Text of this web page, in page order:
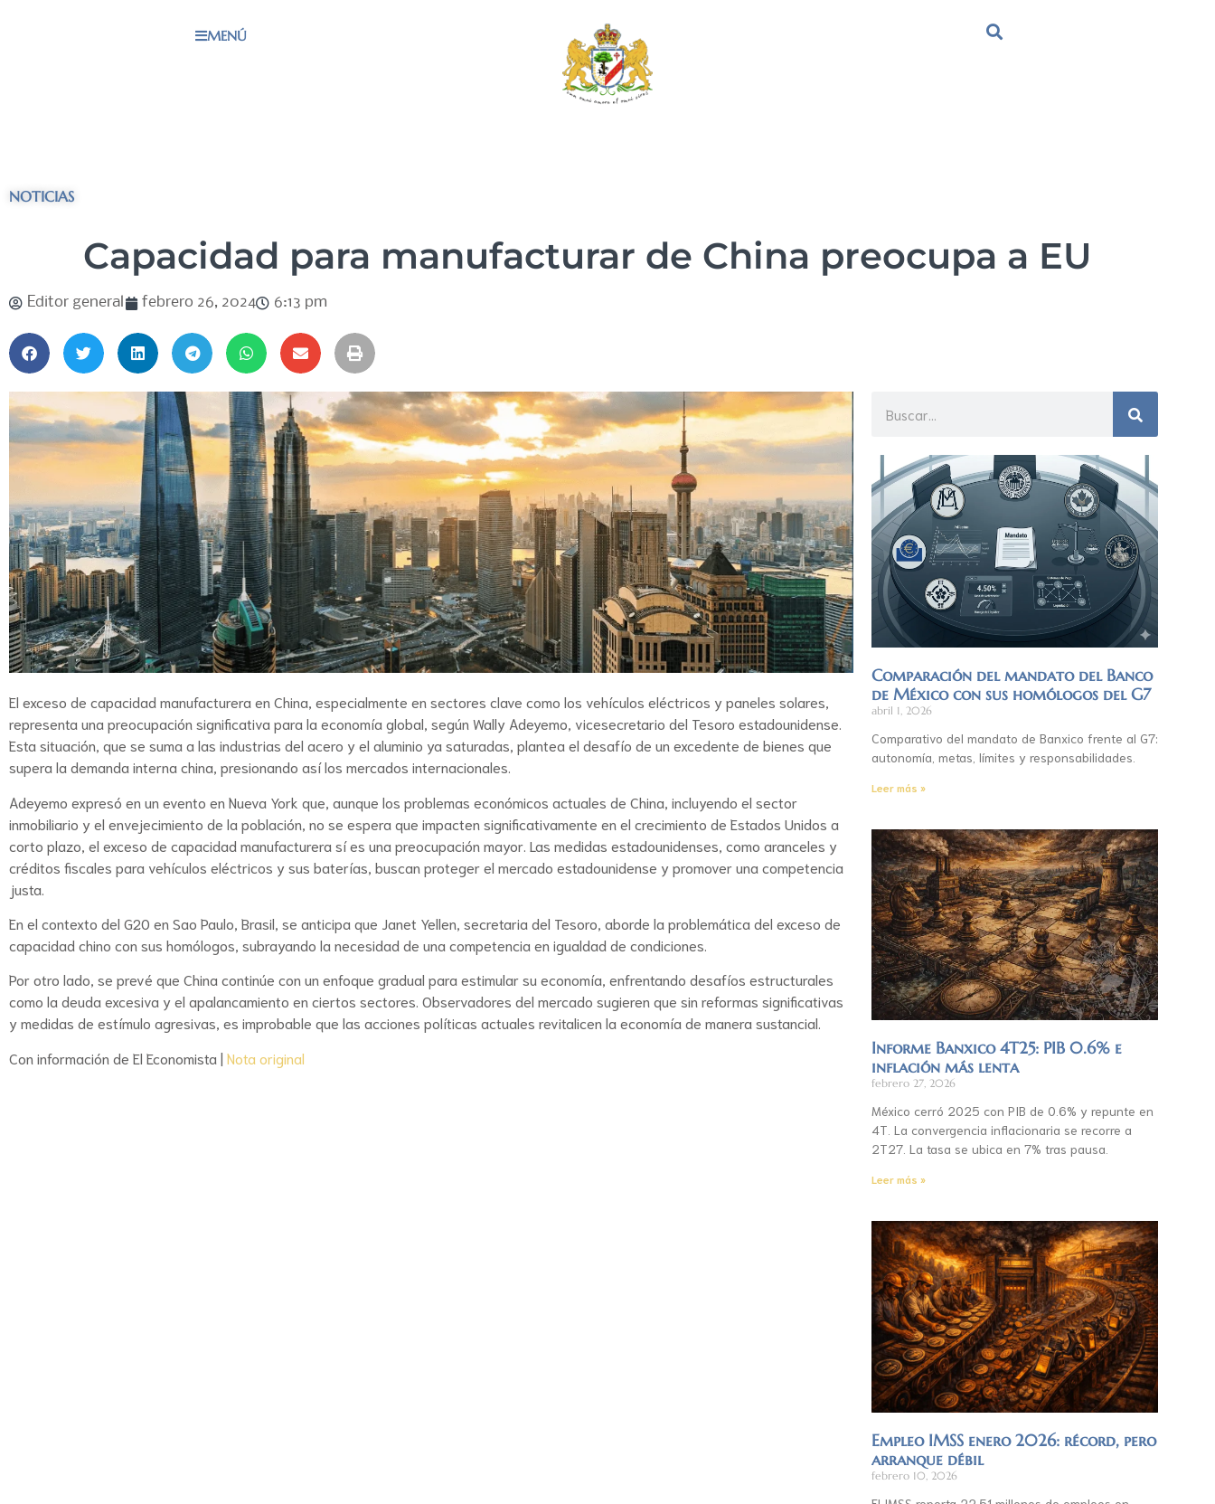
MENÚ
NOTICIAS
Capacidad para manufacturar de China preocupa a EU
Editor general febrero 26, 2024 6:13 pm
El exceso de capacidad manufacturera en China, especialmente en sectores clave como los vehículos eléctricos y paneles solares,
representa una preocupación significativa para la economía global, según Wally Adeyemo, vicesecretario del Tesoro estadounidense.
Esta situación, que se suma a las industrias del acero y el aluminio ya saturadas, plantea el desafío de un excedente de bienes que
supera la demanda interna china, presionando así los mercados internacionales.
Adeyemo expresó en un evento en Nueva York que, aunque los problemas económicos actuales de China, incluyendo el sector
inmobiliario y el envejecimiento de la población, no se espera que impacten significativamente en el crecimiento de Estados Unidos a
corto plazo, el exceso de capacidad manufacturera sí es una preocupación mayor. Las medidas estadounidenses, como aranceles y
créditos fiscales para vehículos eléctricos y sus baterías, buscan proteger el mercado estadounidense y promover una competencia
justa.
En el contexto del G20 en Sao Paulo, Brasil, se anticipa que Janet Yellen, secretaria del Tesoro, aborde la problemática del exceso de
capacidad chino con sus homólogos, subrayando la necesidad de una competencia en igualdad de condiciones.
Por otro lado, se prevé que China continúe con un enfoque gradual para estimular su economía, enfrentando desafíos estructurales
como la deuda excesiva y el apalancamiento en ciertos sectores. Observadores del mercado sugieren que sin reformas significativas
y medidas de estímulo agresivas, es improbable que las acciones políticas actuales revitalicen la economía de manera sustancial.
Con información de El Economista | Nota original
Comparación del mandato del Banco
de México con sus homólogos del G7
abril 1, 2026
Comparativo del mandato de Banxico frente al G7:
autonomía, metas, límites y responsabilidades.
Leer más »
Informe Banxico 4T25: PIB 0.6% e
inflación más lenta
febrero 27, 2026
México cerró 2025 con PIB de 0.6% y repunte en
4T. La convergencia inflacionaria se recorre a
2T27. La tasa se ubica en 7% tras pausa.
Leer más »
Empleo IMSS enero 2026: récord, pero
arranque débil
febrero 10, 2026